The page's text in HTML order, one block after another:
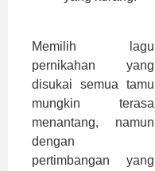
Memilih lagu
pernikahan yang
disukai semua tamu
mungkin terasa
menantang, namun
dengan
pertimbangan yang